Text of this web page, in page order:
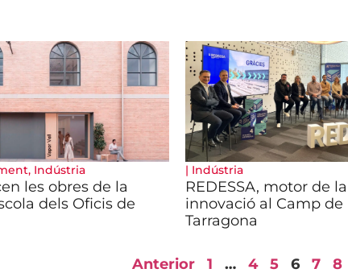
, Indústria
les obres de la
dels Oficis de
| Indústria
REDESSA, motor de la
innovació al Camp de
Tarragona
Anterior 1 … 4 5 6 7 8